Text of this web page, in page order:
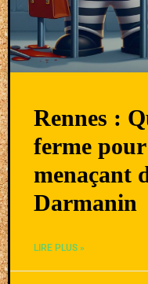
Rennes :
ferme
menaçant
Darmanin
LIRE PLUS »